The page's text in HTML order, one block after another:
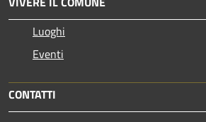
Luoghi
Eventi
CONTATTI